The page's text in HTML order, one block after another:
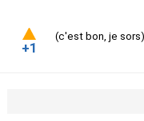
(c'est bon, je sors)
+1